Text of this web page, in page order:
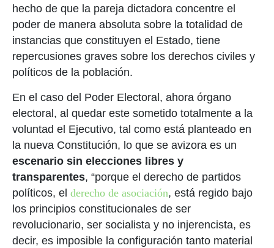
hecho de que la pareja dictadora concentre el
poder de manera absoluta sobre la totalidad de
instancias que constituyen el Estado, tiene
repercusiones graves sobre los derechos civiles y
políticos de la población.
En el caso del Poder Electoral, ahora órgano
electoral, al quedar este sometido totalmente a la
voluntad el Ejecutivo, tal como está planteado en
la nueva Constitución, lo que se avizora es un
escenario sin elecciones libres y
transparentes, “porque el derecho de partidos
políticos, el derecho de asociación, está regido bajo
los principios constitucionales de ser
revolucionario, ser socialista y no injerencista, es
decir, es imposible la configuración tanto material